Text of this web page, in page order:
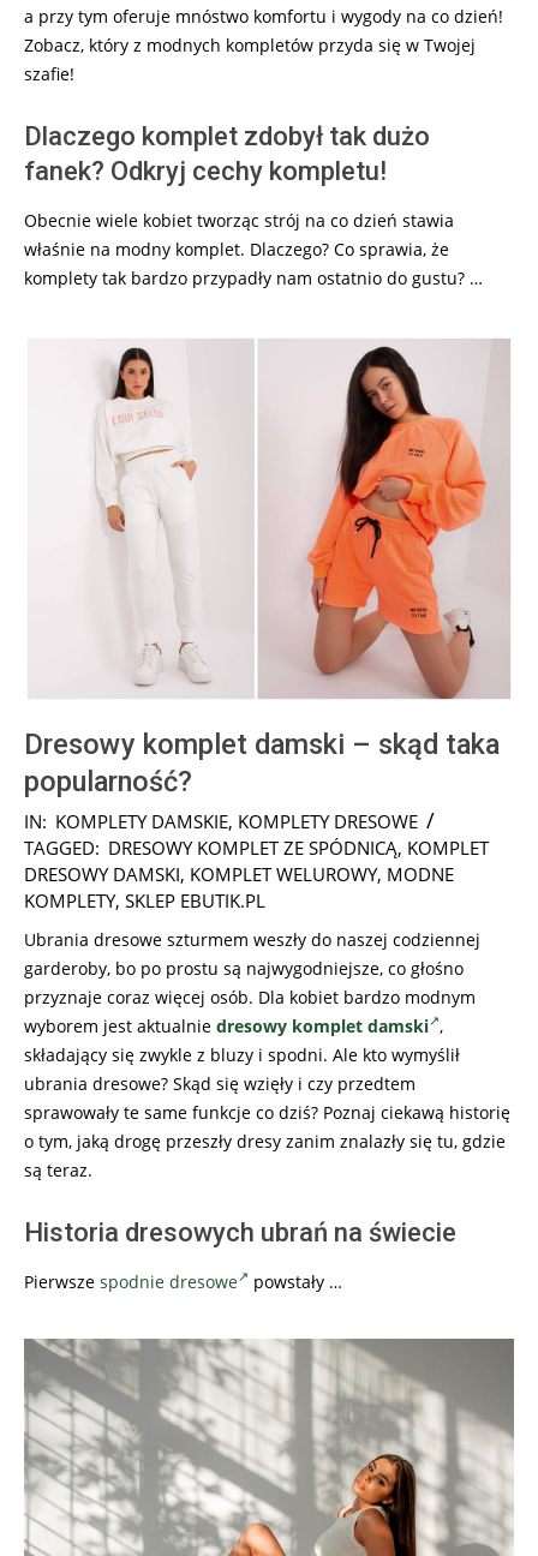
a przy tym oferuje mnóstwo komfortu i wygody na co dzień!
Zobacz, który z modnych kompletów przyda się w Twojej
szafie!
Dlaczego komplet zdobył tak dużo
fanek? Odkryj cechy kompletu!
Obecnie wiele kobiet tworząc strój na co dzień stawia
właśnie na modny komplet. Dlaczego? Co sprawia, że
komplety tak bardzo przypadły nam ostatnio do gustu? …
Dresowy komplet damski – skąd taka
popularność?
2026-
07-
29
IN: KOMPLETY DAMSKIE, KOMPLETY DRESOWE
TAGGED: DRESOWY KOMPLET ZE SPÓDNICĄ, KOMPLET
DRESOWY DAMSKI, KOMPLET WELUROWY, MODNE
KOMPLETY, SKLEP EBUTIK.PL
Ubrania dresowe szturmem weszły do naszej codziennej
garderoby, bo po prostu są najwygodniejsze, co głośno
przyznaje coraz więcej osób. Dla kobiet bardzo modnym
wyborem jest aktualnie dresowy komplet damski ,
składający się zwykle z bluzy i spodni. Ale kto wymyślił
ubrania dresowe? Skąd się wzięły i czy przedtem
sprawowały te same funkcje co dziś? Poznaj ciekawą historię
o tym, jaką drogę przeszły dresy zanim znalazły się tu, gdzie
są teraz.
Historia dresowych ubrań na świecie
Pierwsze spodnie dresowe powstały …